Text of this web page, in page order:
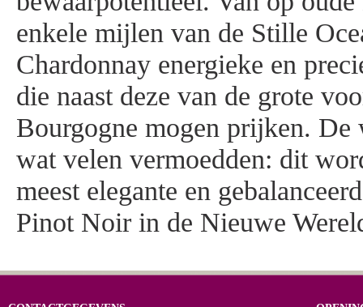
enkele mijlen van de Stille
Chardonnay energieke en
die naast deze van de grote
Bourgogne mogen prijken. De
wat velen vermoedden: dit
meest elegante en
Pinot Noir in de Nieuwe